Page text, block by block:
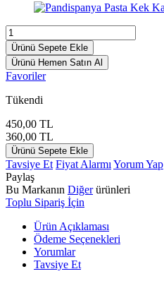
Ürünü Sepete Ekle
Ürünü Hemen Satın Al
Favoriler
Tükendi
450,00 TL
360,00 TL
Ürünü Sepete Ekle
Tavsiye Et Fiyat Alarmı Yorum Yap
Paylaş
Bu Markanın Diğerürünleri
Toplu Sipariş İçin
Ürün Açıklaması
Ödeme Seçenekleri
Yorumlar
Tavsiye Et